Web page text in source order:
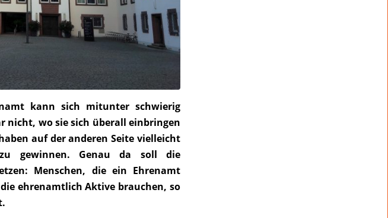
kann sich mitunter schwierig
nicht, wo sie sich überall einbringen
auf der anderen Seite vielleicht
gewinnen. Genau da soll die
Menschen, die ein Ehrenamt
ehrenamtlich Aktive brauchen, so